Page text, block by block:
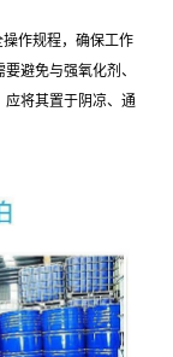
作规程，确保工作
避免与强氧化剂、
应将其置于阴凉、通